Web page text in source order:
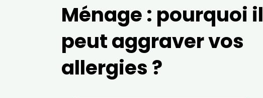
Ménage : pourquoi il
peut aggraver vos
allergies ?